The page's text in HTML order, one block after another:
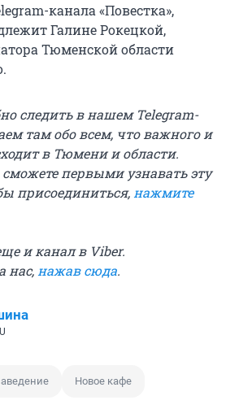
канала «Повестка»,
Галине Рокецкой,
Тюменской области
следить в нашем Telegram-
там обо всем, что важного и
в Тюмени и области.
первыми узнавать эту
присоединиться, нажмите
и канал в Viber.
нас, нажав сюда.
Новое кафе